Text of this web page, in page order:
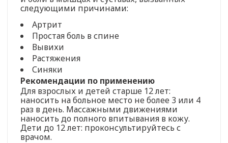
следующими причинами:
Артрит
Простая боль в спине
Вывихи
Растяжения
Синяки
Рекомендации по применению
Для взрослых и детей старше 12 лет:
наносить на больное место не более 3 или 4
раз в день. Массажными движениями
наносить до полного впитывания в кожу.
Дети до 12 лет: проконсультируйтесь с
врачом.